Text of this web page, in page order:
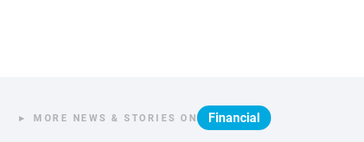
MORE NEWS & STORIES ON Financial